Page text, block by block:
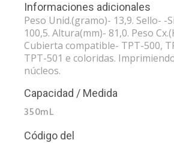
Informaciones adicionales
Peso Unid.(gramo)- 13,9. Sello- -
100,5. Altura(mm)- 81,0. Peso
Cubierta compatible- TPT-500,
TPT-501 e coloridas.
núcleos.
Capacidad / Medida
350mL
Código del